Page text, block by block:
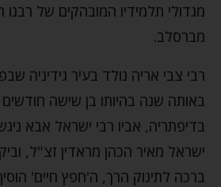
מגדולי תלמידיו המובהקים של רבנו
מברסלב.
רבי צבי אריה נולד בעיר גידיניה
באותה שנה בהיותו בן שישה
בדיפתריה, אביו רבי ישראל אבא
ישראל מאיר הכהן מראדין זצ"ל,
ברכה לתינוק הרך, ה'חפץ חיים'